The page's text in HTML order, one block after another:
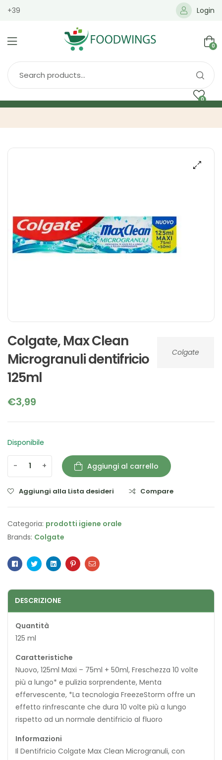
+39 Login
0
0
Colgate
Colgate, Max Clean
Microgranuli dentifricio
125ml
€3,99
Disponibile
- + Aggiungi al carrello
Aggiungi alla Lista desideri Compare
Categoria: prodotti igiene orale
Brands: Colgate
Facebook
TwitterLinkedinPinterestEmail
DESCRIZIONE
Quantità
125 ml
Caratteristiche
Nuovo, 125ml Maxi – 75ml + 50ml, Freschezza 10 volte
più a lungo* e pulizia sorprendente, Menta
effervescente, *La tecnologia FreezeStorm offre un
effetto rinfrescante che dura 10 volte più a lungo
rispetto ad un normale dentifricio al fluoro
Informazioni
Il Dentifricio Colgate Max Clean Microgranuli, con